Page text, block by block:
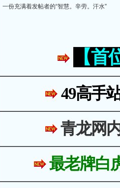
一份充满着发帖者的“智慧。辛劳。汗水”
【
49高手
青龙网
最老牌白